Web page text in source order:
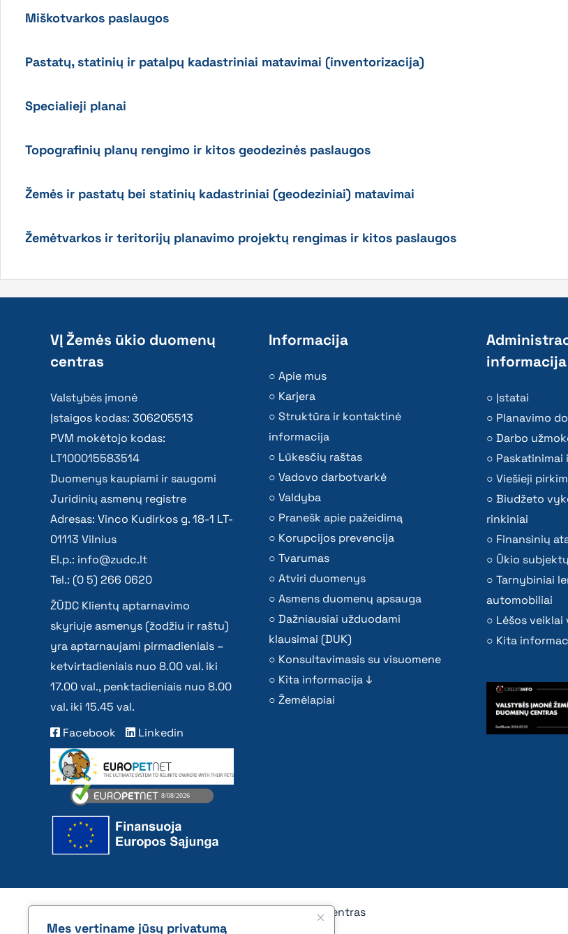
Mes vertiname jūsų privatumą
Miškotvarkos paslaugos
Pastatų, statinių ir patalpų kadastriniai matavimai (inventorizacija)
Specialieji planai
Topografinių planų rengimo ir kitos geodezinės paslaugos
Žemės ir pastatų bei statinių kadastriniai (geodeziniai) matavimai
Žemėtvarkos ir teritorijų planavimo projektų rengimas ir kitos paslaugos
VĮ Žemės ūkio duomenų
centras
Valstybės įmonė
Įstaigos kodas: 306205513
PVM mokėtojo kodas:
LT100015583514
Duomenys kaupiami ir saugomi
Juridinių asmenų registre
Adresas: Vinco Kudirkos g. 18-1 LT-
01113 Vilnius
El.p.: info@zudc.lt
Tel.: (0 5) 266 0620
ŽŪDC Klientų aptarnavimo
skyriuje asmenys (žodžiu ir raštu)
yra aptarnaujami pirmadieniais –
ketvirtadieniais nuo 8.00 val. iki
17.00 val., penktadieniais nuo 8.00
val. iki 15.45 val.
Facebook
Linkedin
Informacija
Apie mus
Karjera
Struktūra ir kontaktinė
informacija
Lūkesčių raštas
Vadovo darbotvarkė
Valdyba
Pranešk apie pažeidimą
Korupcijos prevencija
Tvarumas
Atviri duomenys
Asmens duomenų apsauga
Dažniausiai užduodami
klausimai (DUK)
Konsultavimasis su visuomene
Kita informacija ↓
Žemėlapiai
informacija
Įstatai
Planavimo
Darbo
Paskatinimai
Viešieji
Biudžeto
rinkiniai
Finansinių
Ūkio
Tarnybiniai
automobiliai
Lėšos veiklai
Kita
2026 © All rights reserved | VĮ Žemės ūkio duomenų centras